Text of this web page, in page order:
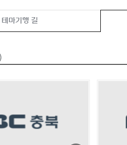
충청북도 음식문화페스타
문화행사 아카이빙
테마기행 길